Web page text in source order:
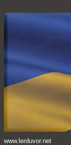
www.lerduvor.net